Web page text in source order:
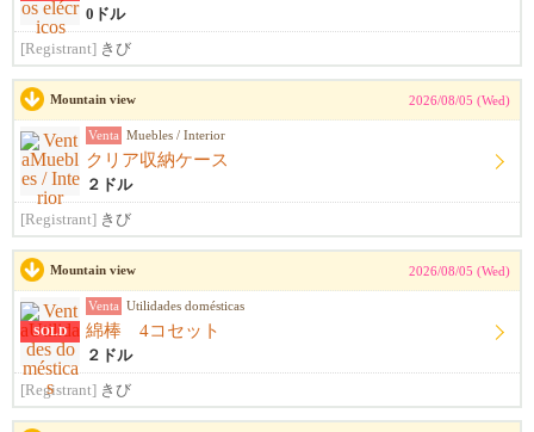
0ドル
[Registrant] きび
Mountain view 2026/08/05 (Wed)
Venta Muebles / Interior
クリア収納ケース
２ドル
[Registrant] きび
Mountain view 2026/08/05 (Wed)
SOLD
Venta Utilidades domésticas
綿棒 4コセット
２ドル
[Registrant] きび